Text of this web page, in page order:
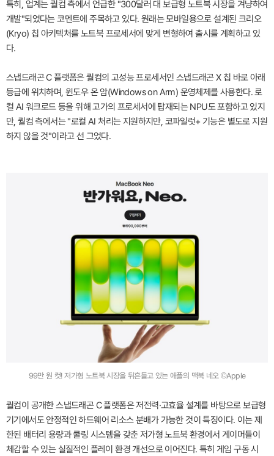
특히, 업계는 퀄컴 측에서 언급한 "300달러 대 보급형 노트북 시장을 겨냥하여
개발"되었다는 코멘트에 주목하고 있다. 원래는 모바일용으로 설계된 크리오
(Kryo) 칩 아키텍처를 노트북 프로세서에 맞게 변형하여 출시를 계획하고 있
다.
스냅드래곤 C 플랫폼은 퀄컴의 고성능 프로세서인 스냅드래곤 X 칩 바로 아래
등급에 위치하며, 윈도우 온 암(Windows on Arm) 운영체제를 사용한다. 로
컬 AI 워크로드 등을 위해 고가의 프로세서에 탑재되는 NPU도 포함하고 있지
만, 퀄컴 측에서는 "로컬 AI 처리는 지원하지만, 코파일럿+ 기능은 별도로 지원
하지 않을 것"이라고 선 그었다.
99만 원 컷! 저가형 노트북 시장을 뒤흔들고 있는 애플의 맥북 네오 ©Apple
퀄컴이 공개한 스냅드래곤 C 플랫폼은 저전력·고효율 설계를 바탕으로 보급형
기기에서도 안정적인 하드웨어 리소스 분배가 가능한 것이 특징이다. 이는 제
한된 배터리 용량과 쿨링 시스템을 갖춘 저가형 노트북 환경에서 게이머들이
체감할 수 있는 실질적인 플레이 환경 개선으로 이어진다. 특히 게임 구동 시